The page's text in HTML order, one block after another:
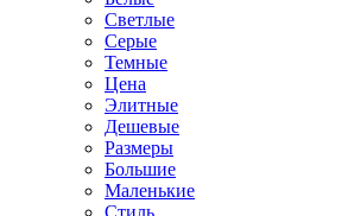
Светлые
Серые
Темные
Цена
Элитные
Дешевые
Размеры
Большие
Маленькие
Стиль